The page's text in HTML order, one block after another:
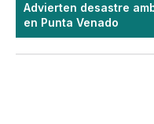
Advierten desastre
en Punta Venado